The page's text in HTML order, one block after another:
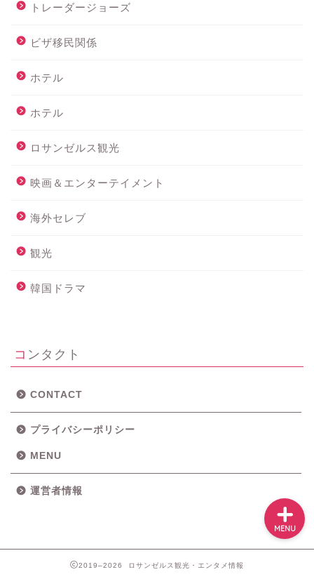
トレーダージョーズ
ビザ移民関係
ホテル
ホテル
ロサンゼルス観光
映画＆エンターテイメント
海外セレブ
観光
韓国ドラマ
コンタクト
CONTACT
プライバシーポリシー
MENU
運営者情報
2019–2026 ロサンゼルス観光・エンタメ情報
MENU